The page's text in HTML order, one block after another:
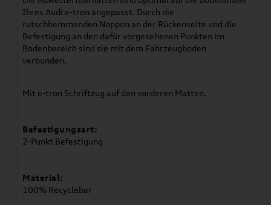
Ihres Audi e-tron angepasst. Durch die
rutschhemmenden Noppen an der Rückenseite und die
Befestigung an den dafür vorgesehenen Punkten im
Bodenbereich sind sie mit dem Fahrzeugboden
verbunden.
Mit e-tron Schriftzug auf den vorderen Matten.
Befestigungsart:
2-Punkt Befestigung
Material:
100% Recyclebar